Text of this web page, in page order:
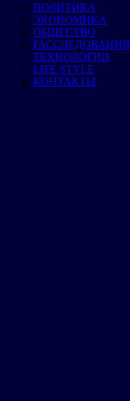
ПОЛИТИКА
ЭКОНОМИКА
ОБЩЕСТВО
РАССЛЕДОВАНИЯ
ТЕХНОЛОГИИ
LIFE STYLE
КОНТАКТЫ